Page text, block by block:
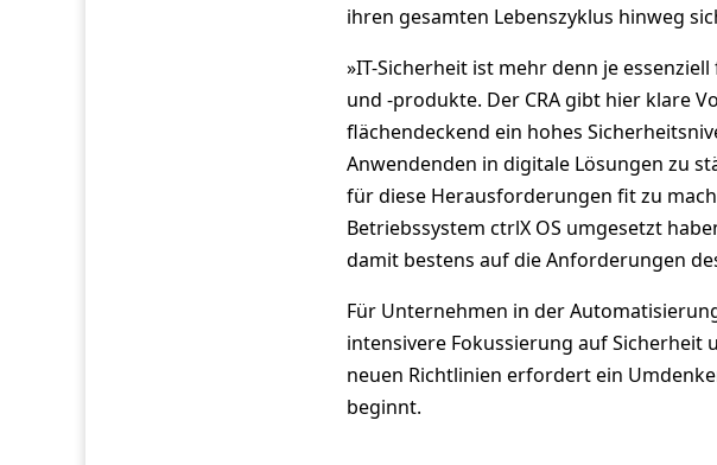
ihren gesamten Lebenszyklus hinweg
»IT-Sicherheit ist mehr denn je
und -produkte. Der CRA gibt hier klare
flächendeckend ein hohes
Anwendenden in digitale Lösungen zu
für diese Herausforderungen fit zu
Betriebssystem ctrlX OS umgesetzt
damit bestens auf die Anforderungen
Für Unternehmen in der
intensivere Fokussierung auf
neuen Richtlinien erfordert ein
beginnt.